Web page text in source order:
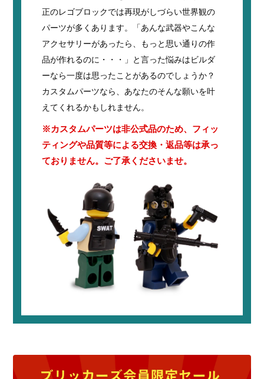
正のレゴブロックでは再現がしづらい世界観の
パーツが多くあります。「あんな武器やこんな
アクセサリーがあったら、もっと思い通りの作
品が作れるのに・・・」と言った悩みはビルダ
ーなら一度は思ったことがあるのでしょうか？
カスタムパーツなら、あなたのそんな願いを叶
えてくれるかもしれません。
※カスタムパーツは非公式品のため、フィッ
ティングや品質等による交換・返品等は承っ
ておりません。ご了承くださいませ。